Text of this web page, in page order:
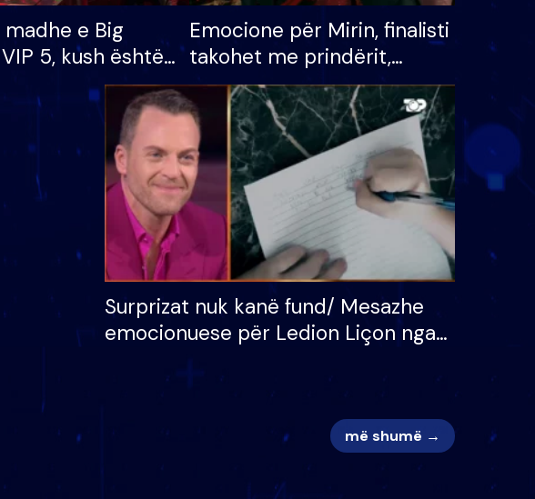
madhe e Big
5, kush është
parë që lë shtëpinë
mundësinë për
çmimin e madh
Emocione për Mirin, finalisti
takohet me prindërit,
vajzën dhe bashkëshorten:
S’kemi ndonjë letër divorci
apo jo?
Surprizat nuk kanë fund/ Mesazhe
emocionuese për Ledion Liçon nga
më shumë →